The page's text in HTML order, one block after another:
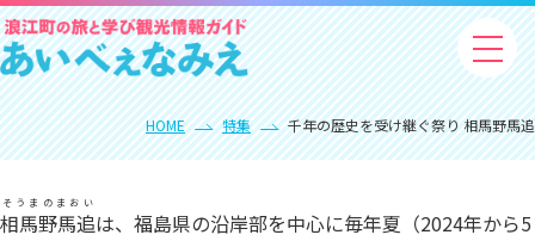
HOME 特集 千年の歴史を受け継ぐ祭り 相馬野馬追
相馬野馬追
そうまのまおい
は、福島県の沿岸部を中心に毎年夏（2024年から5